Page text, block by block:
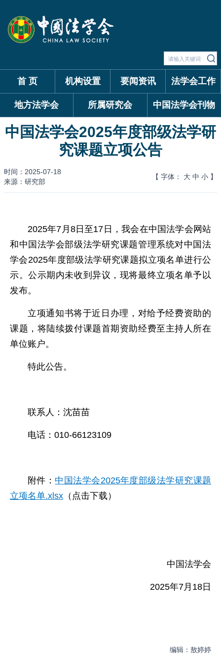
首 页 机构设置 要闻资讯 法学会工作
地方法学会 所属研究会 中国法学会刊物
中国法学会2025年度部级法学研
究课题立项公告
时间：2025-07-18
来源：研究部
【 字体： 大 中 小 】
2025年7月8日至17日，我会在中国法学会网站
和中国法学会部级法学研究课题管理系统对中国法
学会2025年度部级法学研究课题拟立项名单进行公
示。公示期内未收到异议，现将最终立项名单予以
发布。
立项通知书将于近日办理，对给予经费资助的
课题，将陆续拨付课题首期资助经费至主持人所在
单位账户。
特此公告。
联系人：沈苗苗
电话：010-66123109
附件： 中国法学会2025年度部级法学研究课题
立项名单.xlsx （点击下载）
中国法学会
2025年7月18日
编辑：敖婷婷